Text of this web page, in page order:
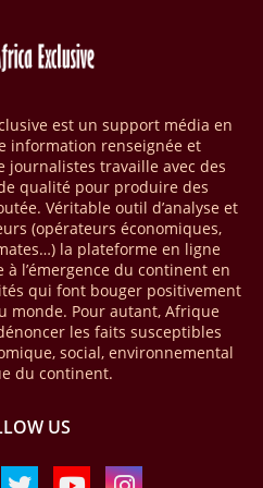
en Afrique au cours de l'année
rapport à 2024. Le rapport intitulé
on Mobile Money 2026 » précise
mondiale, qui s’est établie à 2091
à 2024). L’Afrique a également
de transactions de Mobile money
avec environ 92 milliards de
2024) sur un total de 125 milliards
CREATIVE
par le Boston Consulting Group, et
Women in Creative Industries
de l'économie créative africaine
négligé. Ce secteur,
aujourd'hui environ 59 milliards
mondial évalué à près de 2000
est un support média en
information renseignée et
journalistes travaille avec des
qualité pour produire des
Véritable outil d’analyse et
(opérateurs économiques,
la plateforme en ligne
à l’émergence du continent en
qui font bouger positivement
monde. Pour autant, Afrique
les faits susceptibles
social, environnemental
du continent.
US